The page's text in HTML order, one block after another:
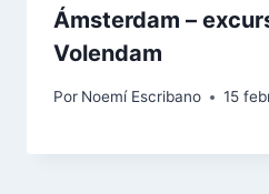
Ámsterdam –
Volendam
Por Noemí Escribano 15